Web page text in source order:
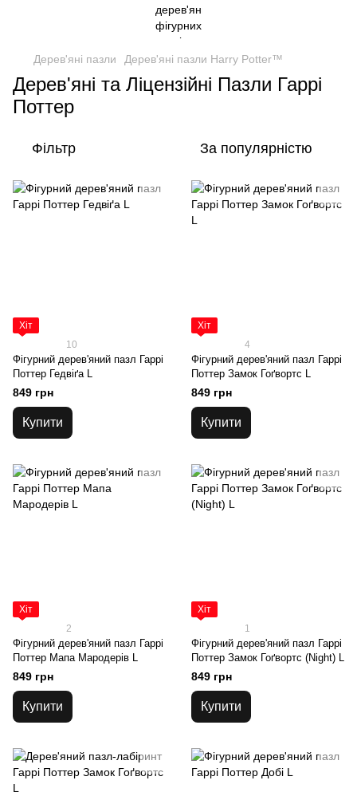
Дерев'яні пазли Дерев'яні пазли Harry Potter™
Дерев'яні та Ліцензійні Пазли Гаррі
Поттер
Фільтр За популярністю
Хіт
10
Фігурний дерев'яний пазл Гаррі
Поттер Гедвіґа L
849 грн
Купити
Хіт
4
Фігурний дерев'яний пазл Гаррі
Поттер Замок Гоґвортс L
849 грн
Купити
Хіт
2
Фігурний дерев'яний пазл Гаррі
Поттер Мапа Мародерів L
849 грн
Купити
Хіт
1
Фігурний дерев'яний пазл Гаррі
Поттер Замок Гоґвортс (Night) L
849 грн
Купити